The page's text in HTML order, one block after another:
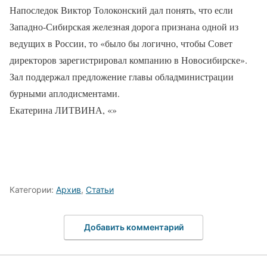
Напоследок Виктор Толоконский дал понять, что если
Западно-Сибирская железная дорога признана одной из
ведущих в России, то «было бы логично, чтобы Совет
директоров зарегистрировал компанию в Новосибирске».
Зал поддержал предложение главы обладминистрации
бурными аплодисментами.
Екатерина ЛИТВИНА, «»
Категории: Архив, Статьи
Добавить комментарий